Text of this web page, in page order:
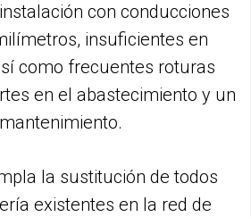
con conducciones
insuficientes en
como frecuentes roturas
en el abastecimiento y un
la sustitución de todos
existentes en la red de